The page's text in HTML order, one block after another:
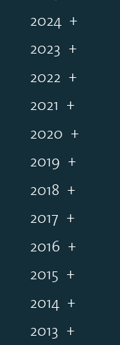
2024
2023
2022
2021
2020
2019
2018
2017
2016
2015
2014
2013